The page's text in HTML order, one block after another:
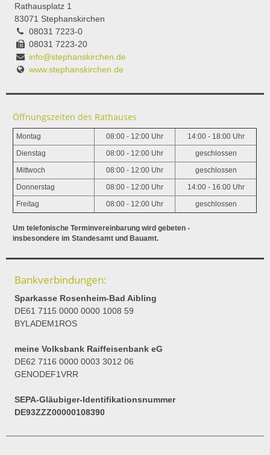
Rathausplatz 1
83071 Stephanskirchen
08031 7223-0
08031 7223-20
info@stephanskirchen.de
www.stephanskirchen.de
Öffnungszeiten des Rathauses
Montag 08:00 - 12:00 Uhr 14:00 - 18:00 Uhr
Dienstag 08:00 - 12:00 Uhr geschlossen
Mittwoch 08:00 - 12:00 Uhr geschlossen
Donnerstag 08:00 - 12:00 Uhr 14:00 - 16:00 Uhr
Freitag 08:00 - 12:00 Uhr geschlossen
Um telefonische Terminvereinbarung wird gebeten -
insbesondere im Standesamt und Bauamt.
Bankverbindungen:
Sparkasse Rosenheim-Bad Aibling
DE61 7115 0000 0000 1008 59
BYLADEM1ROS
meine Volksbank Raiffeisenbank eG
DE62 7116 0000 0003 3012 06
GENODEF1VRR
SEPA-Gläubiger-Identifikationsnummer
DE93ZZZ00000108390